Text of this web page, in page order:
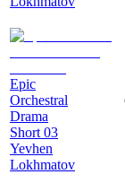
Epic
Orchestral
Drama
Short 03
Yevhen
Lokhmatov